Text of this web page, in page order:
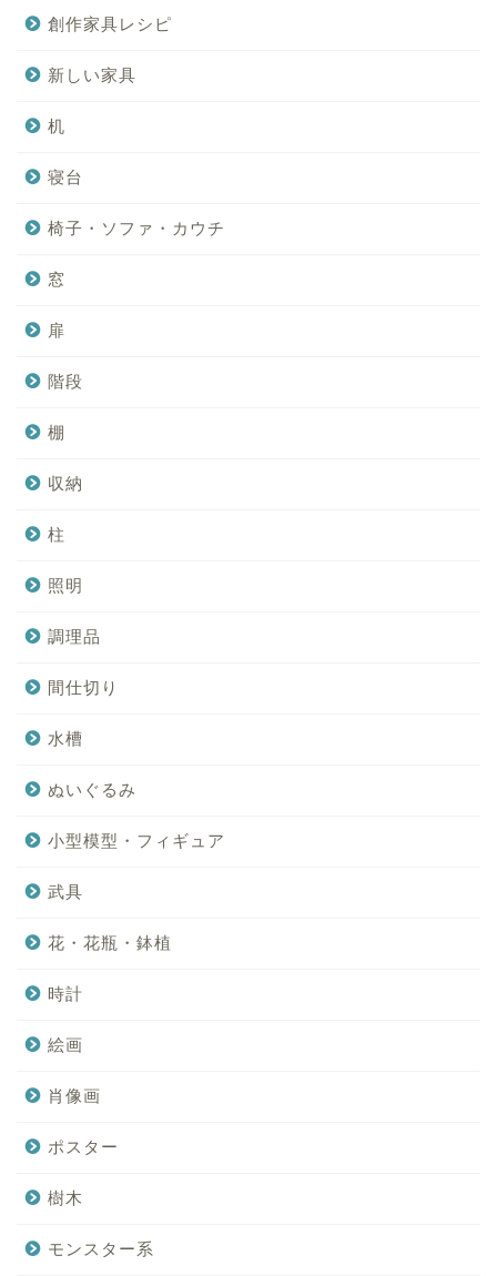
創作家具レシピ
新しい家具
机
寝台
椅子・ソファ・カウチ
窓
扉
階段
棚
収納
柱
照明
調理品
間仕切り
水槽
ぬいぐるみ
小型模型・フィギュア
武具
花・花瓶・鉢植
時計
絵画
肖像画
ポスター
樹木
モンスター系